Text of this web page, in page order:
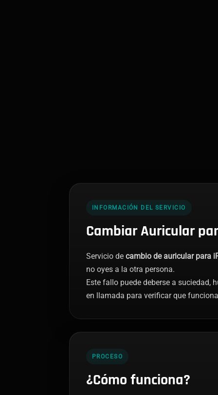
INFORMACIÓN DEL SERVICIO
Cambiar Auricular
Servicio de cambio de auricular para
no oyes a la otra persona.
Este fallo puede deberse a suciedad,
en llamada para verificar que
PROCESO
¿Cómo funciona?